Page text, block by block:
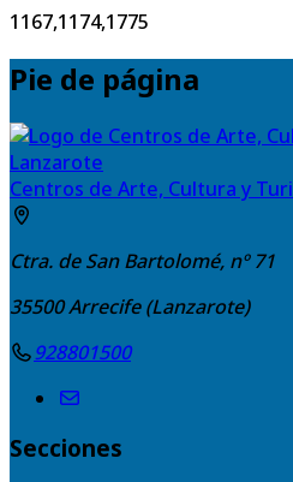
1167,1174,1775
Pie de página
Centros de Arte, Cultura y
Ctra. de San Bartolomé, nº 71
35500Arrecife (Lanzarote)
928801500
Secciones